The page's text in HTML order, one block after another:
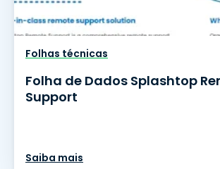
Folhas técnicas
Folha de Dados Splashtop
Support
Saiba mais